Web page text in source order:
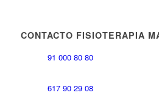
CONTACTO FISIOTERAPIA
91 000 80 80
617 90 29 08